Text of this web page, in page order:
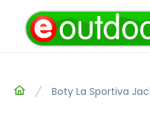
Boty La Sportiva